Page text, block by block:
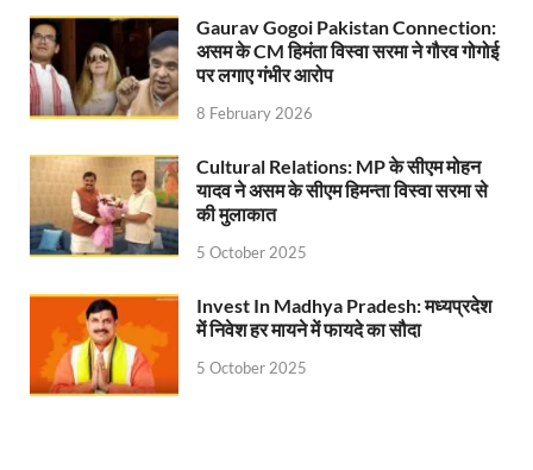
VB G Ram G Bill: बिल फाड़ना लोकतंत्र की हत्या –
Former DGP Prashant Kumar: उत्तर प्रदेश शिक्षा
Indian Railway New Policy: ट्रेन में भी एयरपोर्ट जैसा
Soil To Silk Exhibition: सॉइल टू सिल्क’ की अनूठी
GST Sudhar Book: सामाजिक न्याय, आर्थिक समानता
UP BJP State President: पंकज चौधरी बने उत्तर प्रदेश
Gaurav Gogoi Pakistan Connection:
असम के CM हिमंता विस्वा सरमा ने गौरव गोगोई
पर लगाए गंभीर आरोप
8 February 2026
Cultural Relations: MP के सीएम मोहन
यादव ने असम के सीएम हिमन्ता विस्वा सरमा से
की मुलाकात
5 October 2025
Invest In Madhya Pradesh: मध्यप्रदेश
में निवेश हर मायने में फायदे का सौदा
5 October 2025